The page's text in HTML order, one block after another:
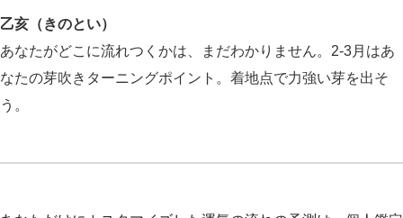
乙亥（きのとい）
あなたがどこに流れつくかは、まだわかりません。2-3月はあ
なたの芽吹きターニングポイント。着地点で力強い芽を出そ
う。